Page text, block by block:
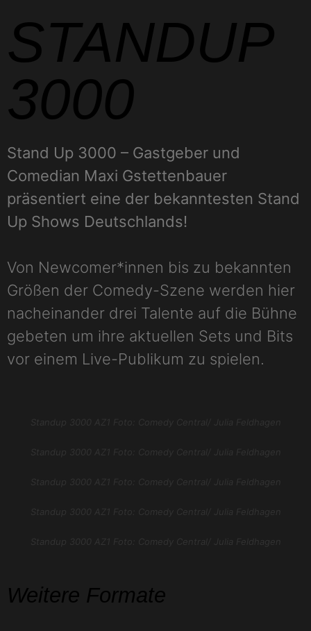
STANDUP
3000
Stand Up 3000 – Gastgeber und
Comedian Maxi Gstettenbauer
präsentiert eine der bekanntesten Stand
Up Shows Deutschlands!
Von Newcomer*innen bis zu bekannten
Größen der Comedy-Szene werden hier
nacheinander drei Talente auf die Bühne
gebeten um ihre aktuellen Sets und Bits
vor einem Live-Publikum zu spielen.
Standup 3000 AZ1 Foto: Comedy Central/ Julia Feldhagen
Standup 3000 AZ1 Foto: Comedy Central/ Julia Feldhagen
Standup 3000 AZ1 Foto: Comedy Central/ Julia Feldhagen
Standup 3000 AZ1 Foto: Comedy Central/ Julia Feldhagen
Standup 3000 AZ1 Foto: Comedy Central/ Julia Feldhagen
Weitere Formate